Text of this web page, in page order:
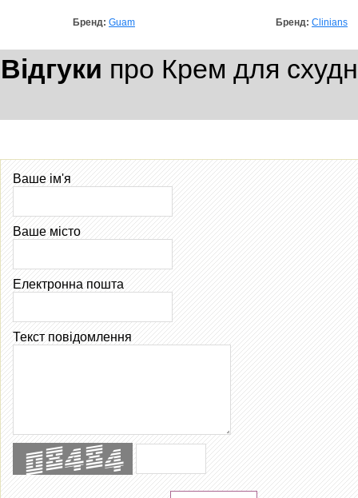
Бренд: Guam Бренд: Clinians
Відгуки про Крем для
Ваше ім'я
Ваше місто
Електронна пошта
Текст повідомлення